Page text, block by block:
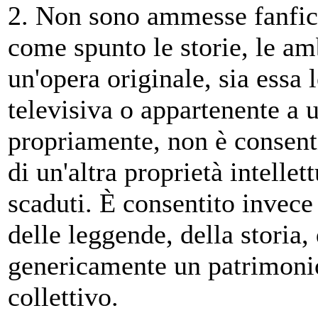
2. Non sono ammesse
come spunto le storie, le
un'opera originale, sia
televisiva o appartenente a
propriamente, non è
di un'altra proprietà
scaduti. È consentito
delle leggende, della
genericamente un
collettivo.